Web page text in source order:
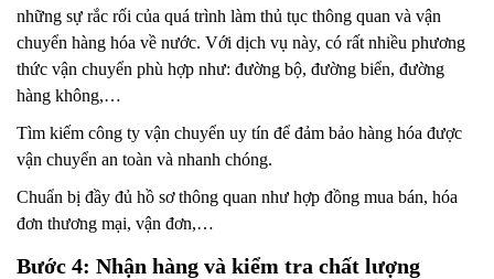
những sự rắc rối của quá trình làm thủ tục thông quan và vận
chuyển hàng hóa về nước. Với dịch vụ này, có rất nhiều phương
thức vận chuyển phù hợp như: đường bộ, đường biển, đường
hàng không,…
Tìm kiếm công ty vận chuyển uy tín để đảm bảo hàng hóa được
vận chuyển an toàn và nhanh chóng.
Chuẩn bị đầy đủ hồ sơ thông quan như hợp đồng mua bán, hóa
đơn thương mại, vận đơn,…
Bước 4: Nhận hàng và kiểm tra chất lượng